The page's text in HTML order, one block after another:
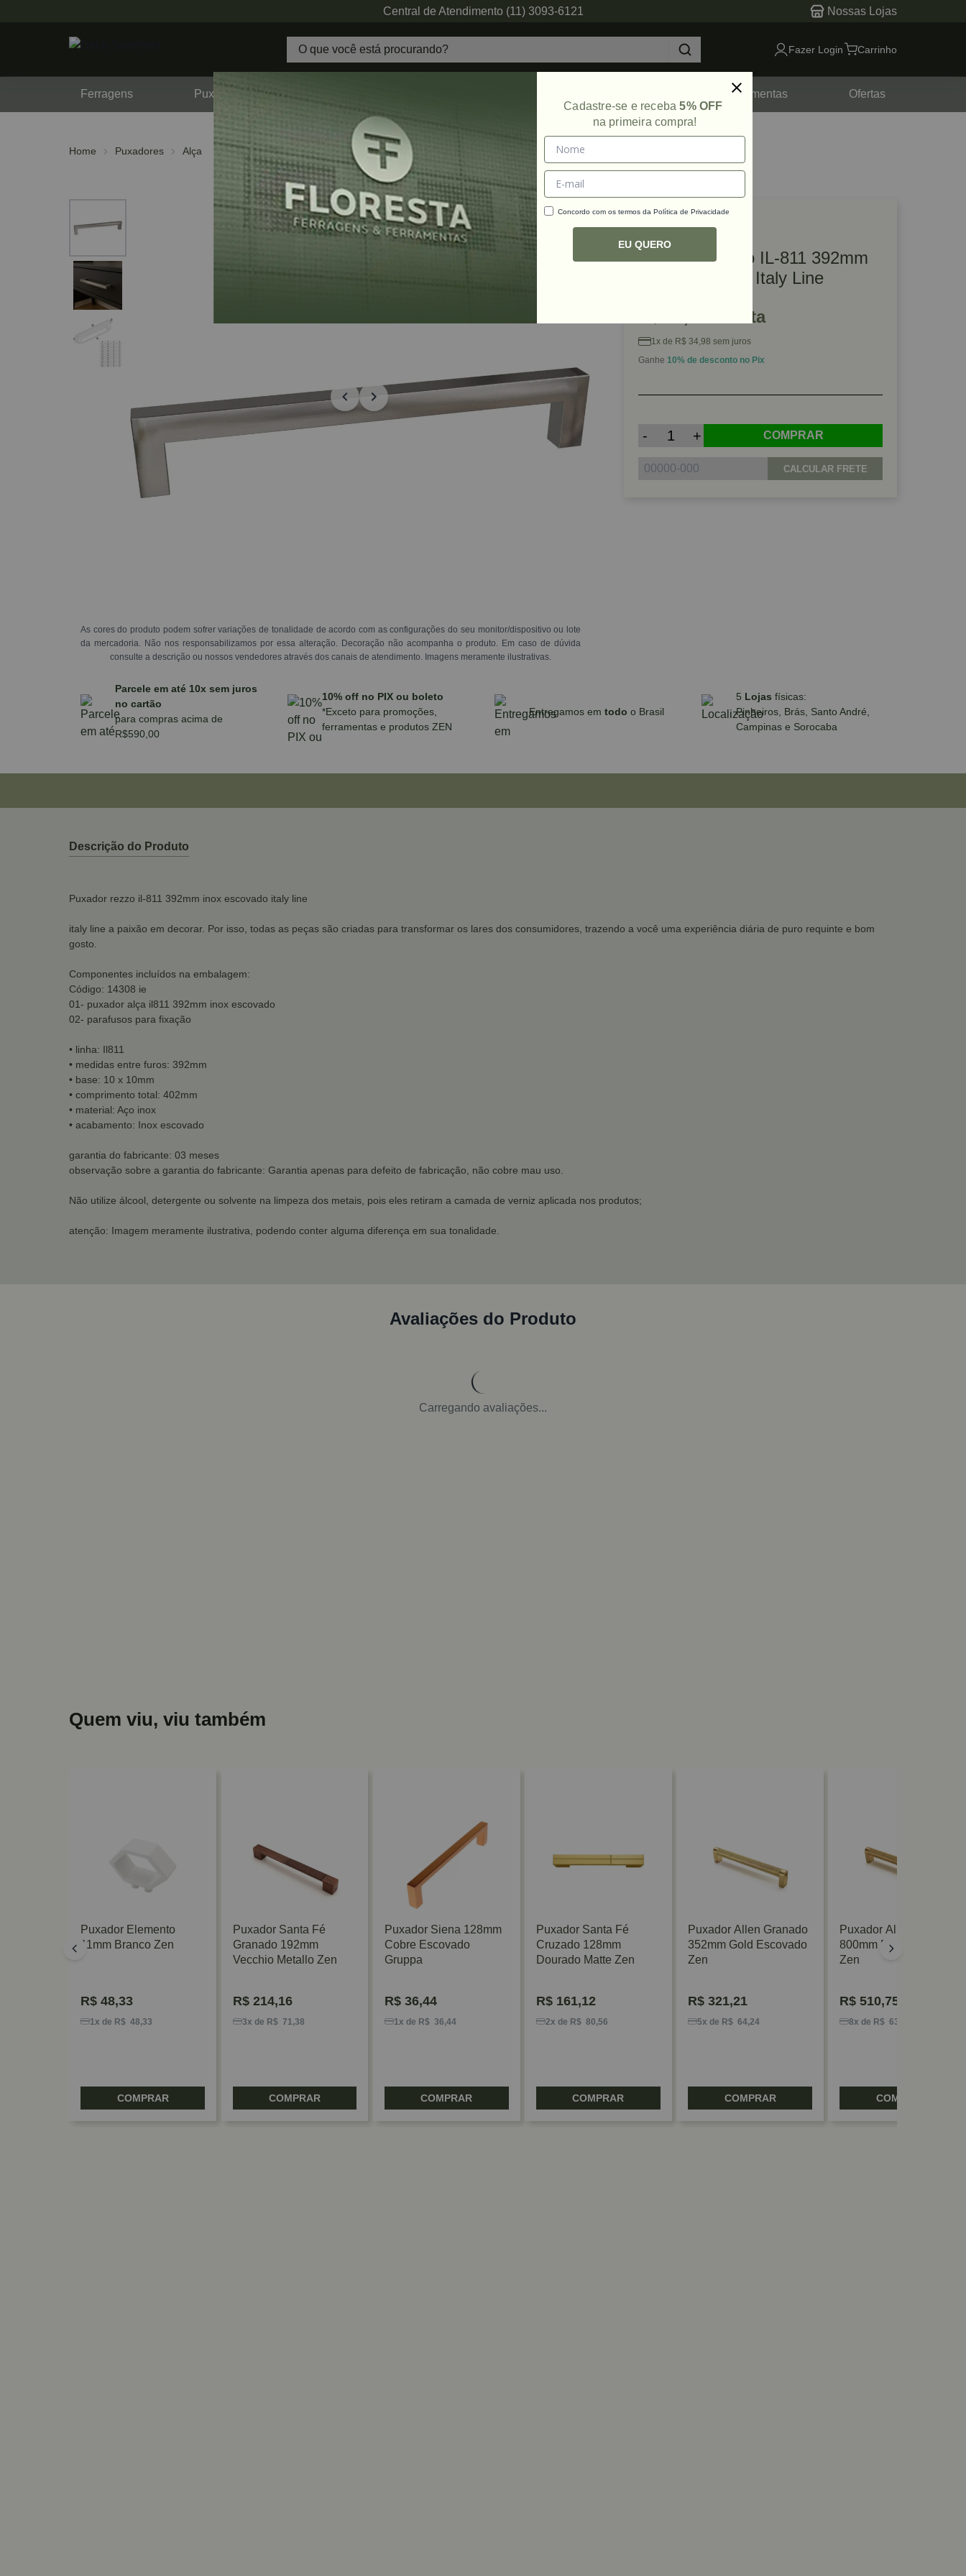
Central de Atendimento (11) 3093-6121 Nossas Lojas
Fazer Login Carrinho
Ferragens Puxadores Ferramentas Ofertas
Home Puxadores Alça
As cores do produto podem sofrer variações de tonalidade de acordo com as configurações do seu monitor/dispositivo ou lote
da mercadoria. Não nos responsabilizamos por essa alteração. Decoração não acompanha o produto. Em caso de dúvida
consulte a descrição ou nossos vendedores através dos canais de atendimento. Imagens meramente ilustrativas.
Ref: 48629
Puxador Rezzo IL-811 392mm
Inox Escovado Italy Line
R$ 34,98 à vista
1x de R$ 34,98 sem juros
Ganhe 10% de desconto no Pix
- + COMPRAR
CALCULAR FRETE
Parcele em até 10x sem juros
no cartão
para compras acima de
R$590,00
10% off no PIX ou boleto
*Exceto para promoções,
ferramentas e produtos ZEN
Entregamos em todo o Brasil
5 Lojas físicas:
Pinheiros, Brás, Santo André,
Campinas e Sorocaba
Descrição do Produto
Puxador rezzo il-811 392mm inox escovado italy line
italy line a paixão em decorar. Por isso, todas as peças são criadas para transformar os lares dos consumidores, trazendo a você uma experiência diária de puro requinte e bom
gosto.
Componentes incluídos na embalagem:
Código: 14308 ie
01- puxador alça il811 392mm inox escovado
02- parafusos para fixação
• linha: Il811
• medidas entre furos: 392mm
• base: 10 x 10mm
• comprimento total: 402mm
• material: Aço inox
• acabamento: Inox escovado
garantia do fabricante: 03 meses
observação sobre a garantia do fabricante: Garantia apenas para defeito de fabricação, não cobre mau uso.
Não utilize álcool, detergente ou solvente na limpeza dos metais, pois eles retiram a camada de verniz aplicada nos produtos;
atenção: Imagem meramente ilustrativa, podendo conter alguma diferença em sua tonalidade.
Avaliações do Produto
Carregando avaliações...
Quem viu, viu também
Puxador Elemento
11mm Branco Zen
R$ 48,33
1x de R$ 48,33
COMPRAR
Puxador Santa Fé
Granado 192mm
Vecchio Metallo Zen
R$214,16
3x de R$ 71,38
COMPRAR
Puxador Siena 128mm
Cobre Escovado
Gruppa
R$36,44
1x de R$ 36,44
COMPRAR
Puxador Santa Fé
Cruzado 128mm
Dourado Matte Zen
R$161,12
2x de R$ 80,56
COMPRAR
Puxador Allen Granado
352mm Gold Escovado
Zen
R$ 321,21
5x de R$ 64,24
COMPRAR
Puxador Allen Granado
800mm Dourado Matte
Zen
R$ 510,75
8x de R$ 63,84
COMPRAR
Cadastre-se e receba5% OFF
na primeira compra!
Concordo com os termos da Política de Privacidade
EU QUERO